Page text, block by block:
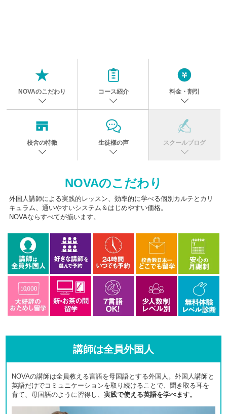
NOVAのこだわり コース紹介 料金・割引
校舎の特徴 生徒様の声 スクールブログ
NOVAのこだわり
外国人講師による実践的レッスン、効率的に学べる個別カルテとカリ
キュラム、通いやすいシステム＆はじめやすい価格。
NOVAならすべてが揃います。
講師は全員外国人
NOVAの講師は全員教える言語を母国語とする外国人。外国人講師と
英語だけでコミュニケーションを取り続けることで、聞き取る耳を
育て、母国語のように習得し、 実践で使える英語を学べます。